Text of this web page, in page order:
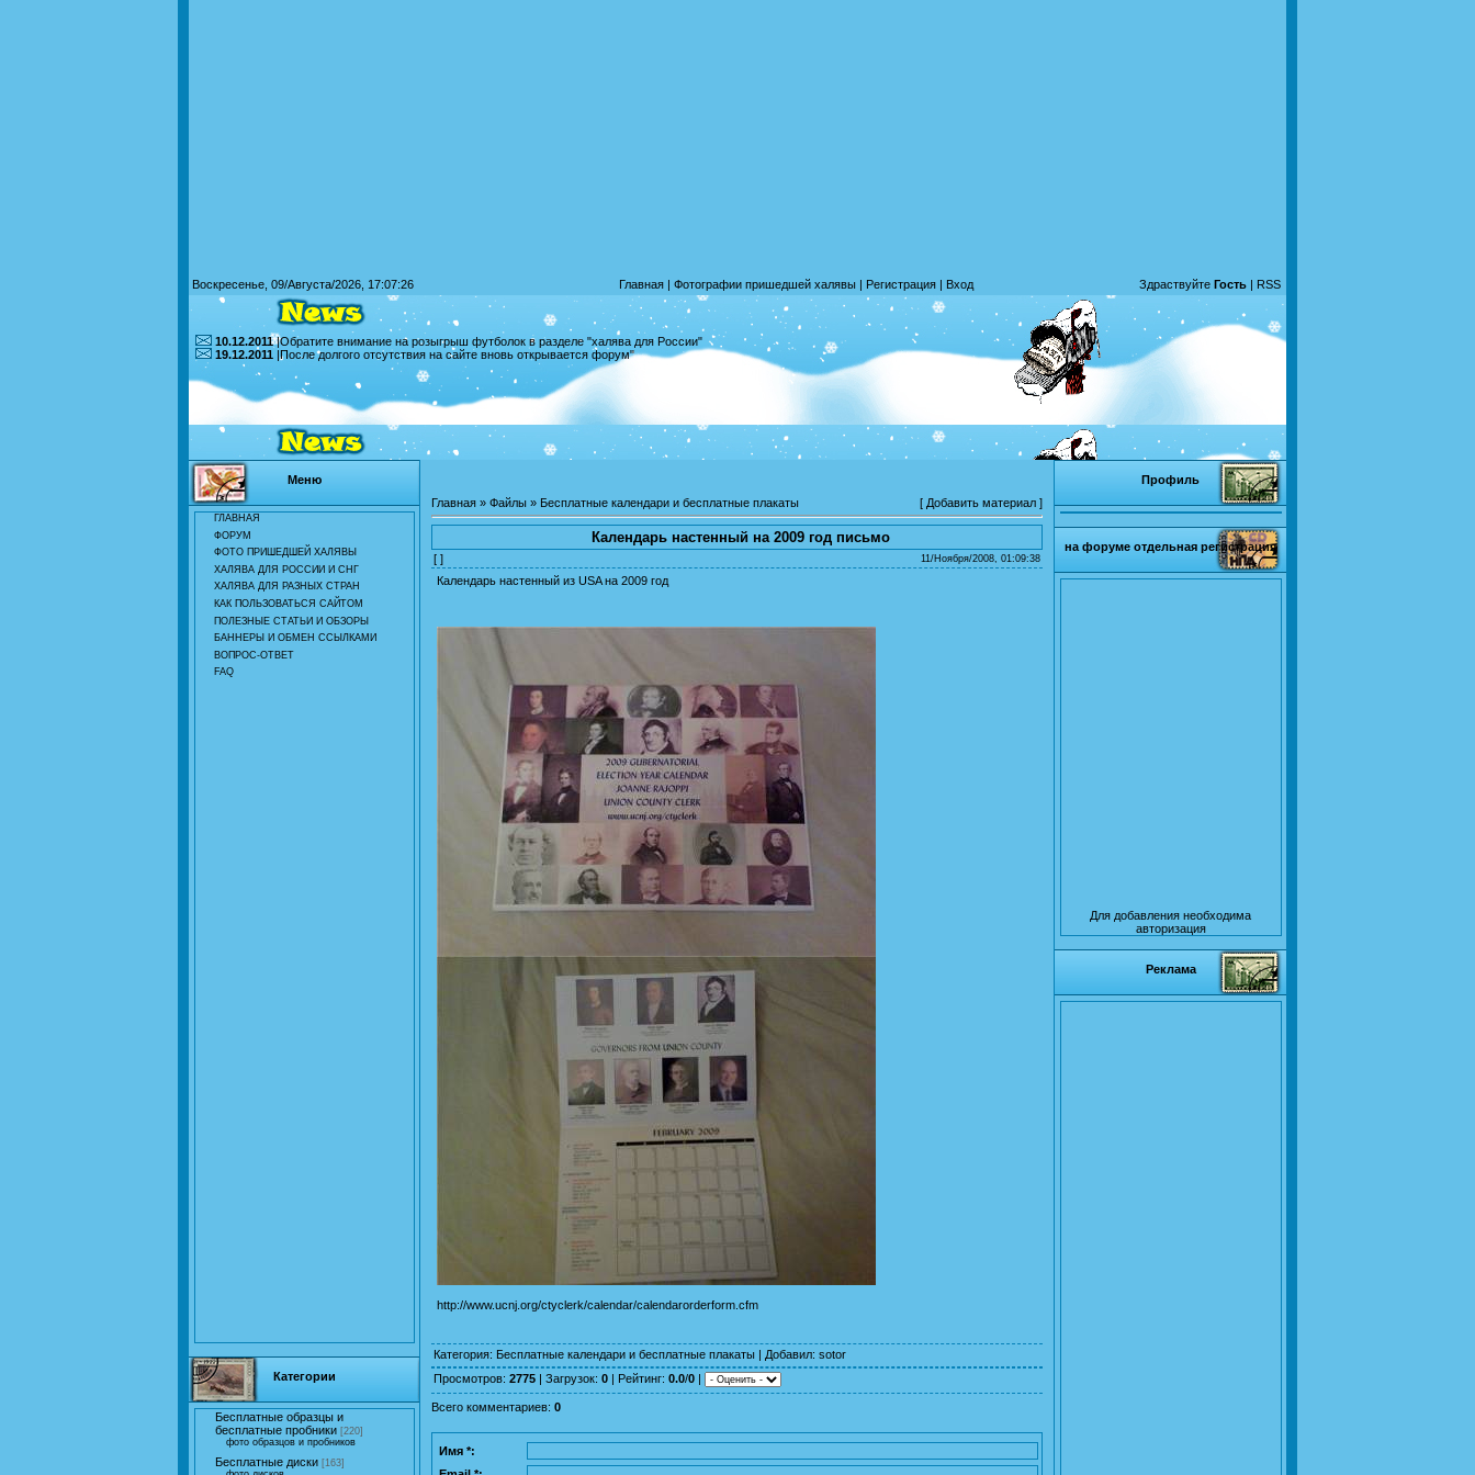
Воскресенье, 09/Августа/2026, 17:07:26 Главная | Фотографии пришедшей халявы | Регистрация | Вход Здраствуйте Гость | RSS
10.12.2011|Обратите внимание на розыгрыш футболок в разделе "халява для России"
19.12.2011 |После долгого отсутствия на сайте вновь открывается форум"
Меню
ГЛАВНАЯ
ФОРУМ
ФОТО ПРИШЕДШЕЙ ХАЛЯВЫ
ХАЛЯВА ДЛЯ РОССИИ И СНГ
ХАЛЯВА ДЛЯ РАЗНЫХ СТРАН
КАК ПОЛЬЗОВАТЬСЯ САЙТОМ
ПОЛЕЗНЫЕ СТАТЬИ И ОБЗОРЫ
БАННЕРЫ И ОБМЕН ССЫЛКАМИ
ВОПРОС-ОТВЕТ
FAQ
Категории
Бесплатные образцы и
бесплатные пробники [220]
фото образцов и пробников
Бесплатные диски [163]
Главная » Файлы » Бесплатные календари и бесплатные плакаты [ Добавить материал ]
Календарь настенный на 2009 год письмо
[ ] 11/Ноября/2008, 01:09:38
Календарь настенный из USA на 2009 год
http://www.ucnj.org/ctyclerk/calendar/calendarorderform.cfm
Категория: Бесплатные календари и бесплатные плакаты | Добавил: sotor
Просмотров: 2775 | Загрузок: 0 | Рейтинг: 0.0/0 |
Всего комментариев: 0
Имя *:
Профиль
на форуме отдельная регистрация
Для добавления необходима
авторизация
Реклама